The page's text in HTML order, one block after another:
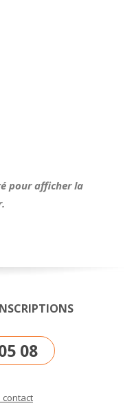
pour afficher la
08
contact